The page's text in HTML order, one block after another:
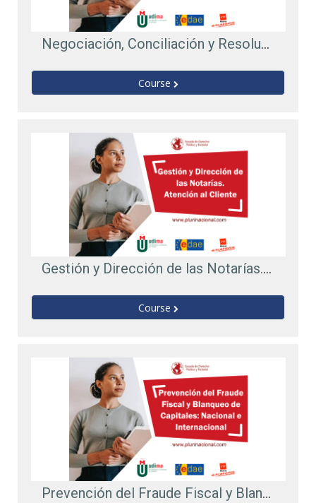
Negociación, Conciliación y Resolución de Conflictos
Course
Gestión y Dirección de las Notarías. Atención al Cliente
Course
Prevención del Fraude Fiscal y Blanqueo de Capitales: Nacional e Internacional